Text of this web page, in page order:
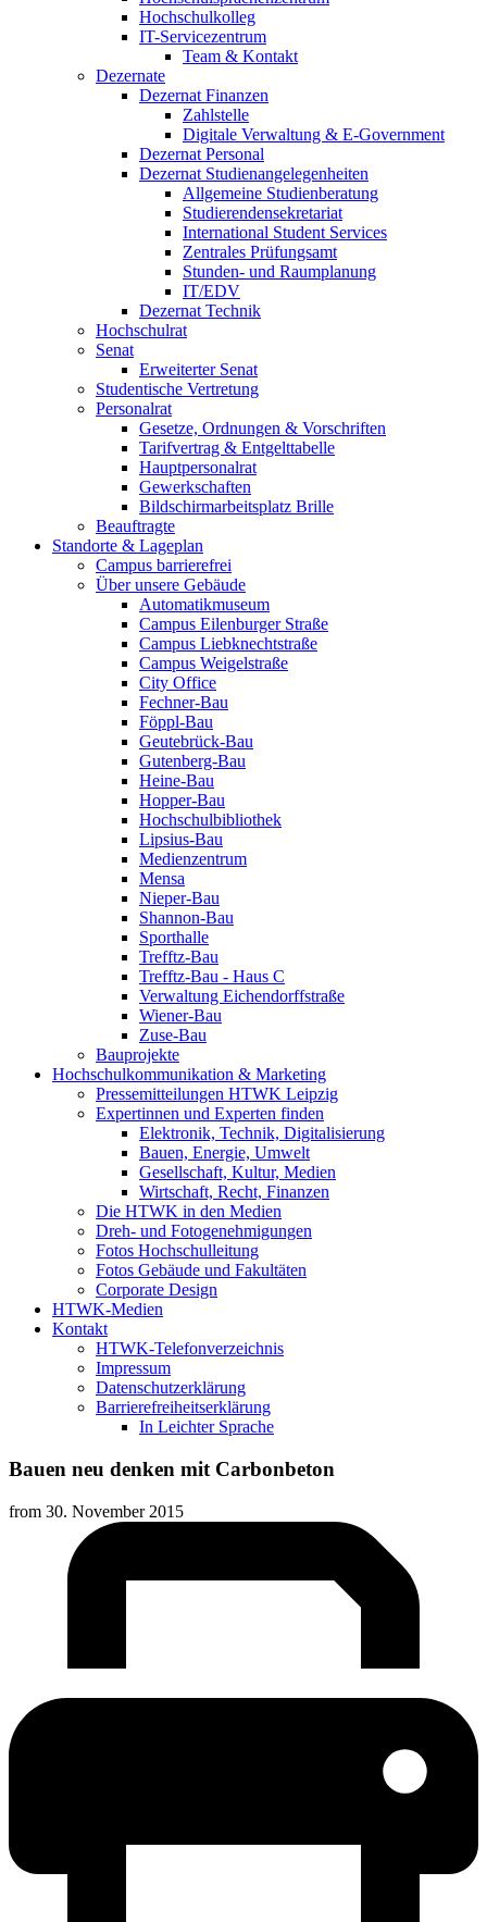
Hochschulkolleg
IT-Servicezentrum
Team & Kontakt
Dezernate
Dezernat Finanzen
Zahlstelle
Digitale Verwaltung & E-Government
Dezernat Personal
Dezernat Studienangelegenheiten
Allgemeine Studienberatung
Studierendensekretariat
International Student Services
Zentrales Prüfungsamt
Stunden- und Raumplanung
IT/EDV
Dezernat Technik
Hochschulrat
Senat
Erweiterter Senat
Studentische Vertretung
Personalrat
Gesetze, Ordnungen & Vorschriften
Tarifvertrag & Entgelttabelle
Hauptpersonalrat
Gewerkschaften
Bildschirmarbeitsplatz Brille
Beauftragte
Standorte & Lageplan
Campus barrierefrei
Über unsere Gebäude
Automatikmuseum
Campus Eilenburger Straße
Campus Liebknechtstraße
Campus Weigelstraße
City Office
Fechner-Bau
Föppl-Bau
Geutebrück-Bau
Gutenberg-Bau
Heine-Bau
Hopper-Bau
Hochschulbibliothek
Lipsius-Bau
Medienzentrum
Mensa
Nieper-Bau
Shannon-Bau
Sporthalle
Trefftz-Bau
Trefftz-Bau - Haus C
Verwaltung Eichendorffstraße
Wiener-Bau
Zuse-Bau
Bauprojekte
Hochschulkommunikation & Marketing
Pressemitteilungen HTWK Leipzig
Expertinnen und Experten finden
Elektronik, Technik, Digitalisierung
Bauen, Energie, Umwelt
Gesellschaft, Kultur, Medien
Wirtschaft, Recht, Finanzen
Die HTWK in den Medien
Dreh- und Fotogenehmigungen
Fotos Hochschulleitung
Fotos Gebäude und Fakultäten
Corporate Design
HTWK-Medien
Kontakt
HTWK-Telefonverzeichnis
Impressum
Datenschutzerklärung
Barrierefreiheitserklärung
In Leichter Sprache
Bauen neu denken mit Carbonbeton
from 30. November 2015